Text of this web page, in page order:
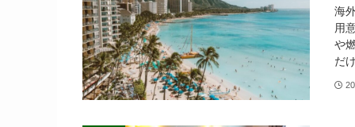
海
用
や
だ